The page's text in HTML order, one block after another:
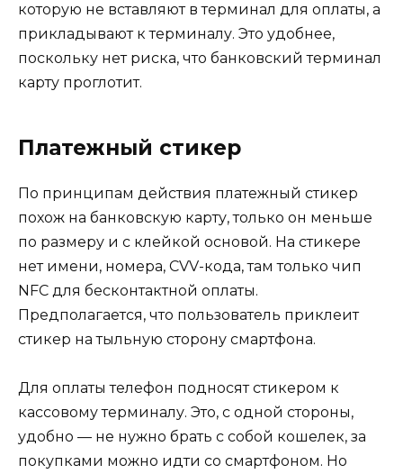
которую не вставляют в терминал для оплаты, а
прикладывают к терминалу. Это удобнее,
поскольку нет риска, что банковский терминал
карту проглотит.
Платежный стикер
По принципам действия платежный стикер
похож на банковскую карту, только он меньше
по размеру и с клейкой основой. На стикере
нет имени, номера, СVV-кода, там только чип
NFC для бесконтактной оплаты.
Предполагается, что пользователь приклеит
стикер на тыльную сторону смартфона.
Для оплаты телефон подносят стикером к
кассовому терминалу. Это, с одной стороны,
удобно — не нужно брать с собой кошелек, за
покупками можно идти со смартфоном. Но